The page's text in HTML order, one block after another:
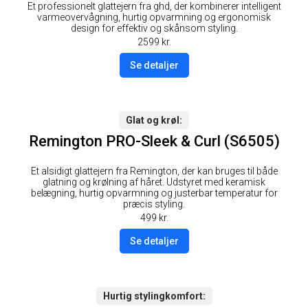
Et professionelt glattejern fra ghd, der kombinerer intelligent
varmeovervågning, hurtig opvarmning og ergonomisk
design for effektiv og skånsom styling.
2599 kr.
Se detaljer
Glat og krøl
Remington PRO-Sleek & Curl (S6505)
Et alsidigt glattejern fra Remington, der kan bruges til både
glatning og krølning af håret. Udstyret med keramisk
belægning, hurtig opvarmning og justerbar temperatur for
præcis styling.
499 kr.
Se detaljer
Hurtig stylingkomfort